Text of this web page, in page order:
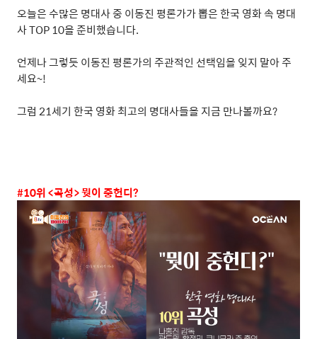
오늘은 수많은 명대사 중 이동진 평론가가 뽑은 한국 영화 속 명대
사TOP 10을 준비했습니다.
언제나 그렇듯 이동진 평론가의 주관적인 선택임을 잊지 말아 주
세요~!
그럼 21세기 한국 영화 최고의 명대사들을 지금 만나볼까요?
#10위<곡성>뭣이 중헌디?